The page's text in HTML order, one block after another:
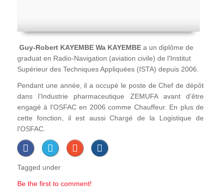
Guy-Robert KAYEMBE Wa KAYEMBE a un diplôme de
graduat en Radio-Navigation (aviation civile) de l'Institut
Supérieur des Techniques Appliquées (ISTA) depuis 2006.
Pendant une année, il a occupé le poste de Chef de dépôt
dans l'Industrie pharmaceutique ZEMUFA avant d'être
engagé à l'OSFAC en 2006 comme Chauffeur. En plus de
cette fonction, il est aussi Chargé de la Logistique de
l'OSFAC.
Tagged under
Be the first to comment!